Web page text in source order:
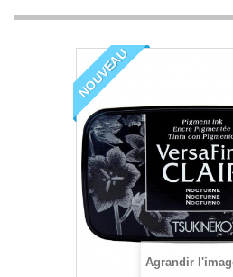
NOUVEAU
Agrandir